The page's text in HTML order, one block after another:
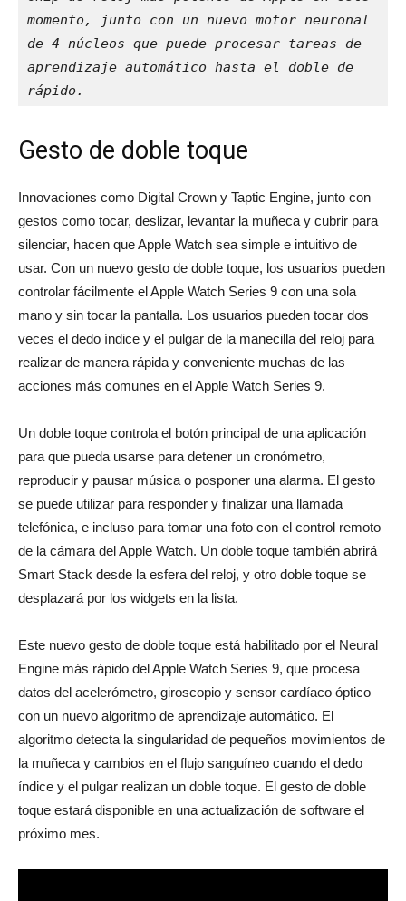
momento, junto con un nuevo motor neuronal
de 4 núcleos que puede procesar tareas de
aprendizaje automático hasta el doble de
rápido.
Gesto de doble toque
Innovaciones como Digital Crown y Taptic Engine, junto con
gestos como tocar, deslizar, levantar la muñeca y cubrir para
silenciar, hacen que Apple Watch sea simple e intuitivo de
usar. Con un nuevo gesto de doble toque, los usuarios pueden
controlar fácilmente el Apple Watch Series 9 con una sola
mano y sin tocar la pantalla. Los usuarios pueden tocar dos
veces el dedo índice y el pulgar de la manecilla del reloj para
realizar de manera rápida y conveniente muchas de las
acciones más comunes en el Apple Watch Series 9.
Un doble toque controla el botón principal de una aplicación
para que pueda usarse para detener un cronómetro,
reproducir y pausar música o posponer una alarma. El gesto
se puede utilizar para responder y finalizar una llamada
telefónica, e incluso para tomar una foto con el control remoto
de la cámara del Apple Watch. Un doble toque también abrirá
Smart Stack desde la esfera del reloj, y otro doble toque se
desplazará por los widgets en la lista.
Este nuevo gesto de doble toque está habilitado por el Neural
Engine más rápido del Apple Watch Series 9, que procesa
datos del acelerómetro, giroscopio y sensor cardíaco óptico
con un nuevo algoritmo de aprendizaje automático. El
algoritmo detecta la singularidad de pequeños movimientos de
la muñeca y cambios en el flujo sanguíneo cuando el dedo
índice y el pulgar realizan un doble toque. El gesto de doble
toque estará disponible en una actualización de software el
próximo mes.